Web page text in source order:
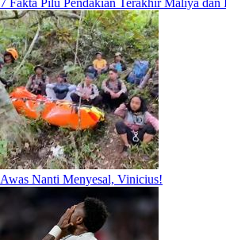
Awas Nanti Menyesal, Vinicius!